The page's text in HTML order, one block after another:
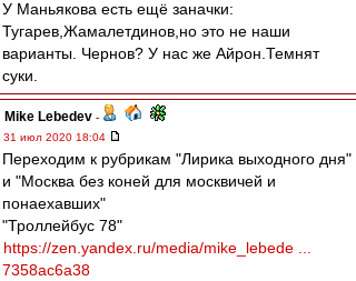
У Маньякова есть ещё заначки:
Тугарев,Жамалетдинов,но это не наши
варианты. Чернов? У нас же Айрон.Темнят
суки.
Mike Lebedev -
31 июл 2020 18:04
Переходим к рубрикам "Лирика выходного дня"
и "Москва без коней для москвичей и
понаехавших"
"Троллейбус 78"
https://zen.yandex.ru/media/mike_lebede ...
7358ac6a38